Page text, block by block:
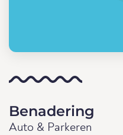
Benadering
Auto & Parkeren